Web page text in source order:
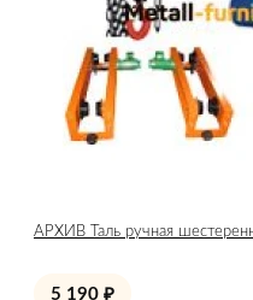
АРХИВ Таль ручная
5 190 ₽